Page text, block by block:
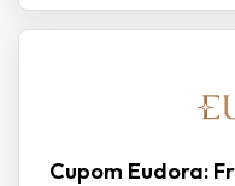
Cupom Eudora: